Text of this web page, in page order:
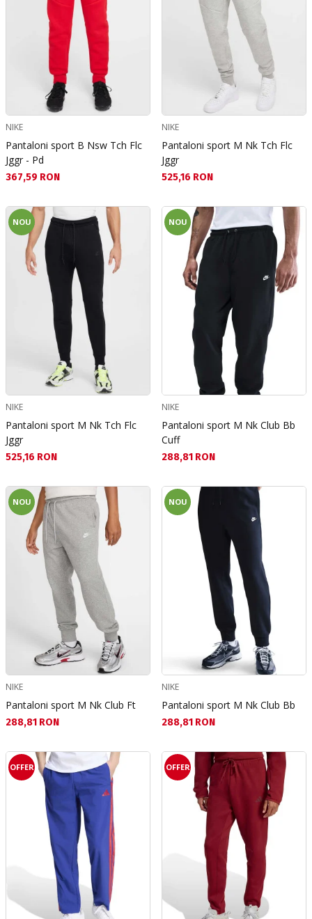
NIKE
Pantaloni sport B Nsw Tch Flc
Jggr - Pd
Текуща цена:
367,59 RON
NIKE
Pantaloni sport M Nk Tch Flc
Jggr
Текуща цена:
525,16 RON
NOU
NIKE
Pantaloni sport M Nk Tch Flc
Jggr
Текуща цена:
525,16 RON
NOU
NIKE
Pantaloni sport M Nk Club Bb
Cuff
Текуща цена:
288,81 RON
NOU
NIKE
Pantaloni sport M Nk Club Ft
Текуща цена:
288,81 RON
NOU
NIKE
Pantaloni sport M Nk Club Bb
Текуща цена:
288,81 RON
OFFER OFFER